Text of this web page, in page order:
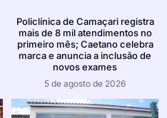
Policlínica de Camaçari registra
mais de 8 mil atendimentos no
primeiro mês; Caetano celebra
marca e anuncia a inclusão de
novos exames
5 de agosto de 2026